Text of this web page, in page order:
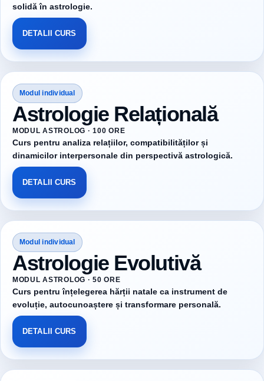
solidă în astrologie.
DETALII CURS
Modul individual
Astrologie Relațională
MODUL ASTROLOG · 100 ORE
Curs pentru analiza relațiilor, compatibilităților și
dinamicilor interpersonale din perspectivă astrologică.
DETALII CURS
Modul individual
Astrologie Evolutivă
MODUL ASTROLOG · 50 ORE
Curs pentru înțelegerea hărții natale ca instrument de
evoluție, autocunoaștere și transformare personală.
DETALII CURS